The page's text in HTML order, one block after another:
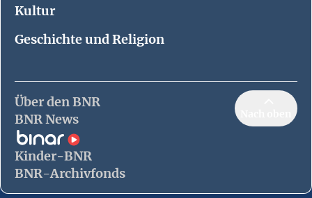
Kultur
Geschichte und Religion
Über den BNR
BNR News
Kinder-BNR
BNR-Archivfonds